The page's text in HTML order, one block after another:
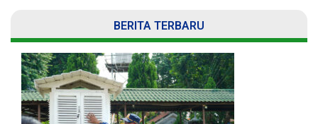
BERITA TERBARU